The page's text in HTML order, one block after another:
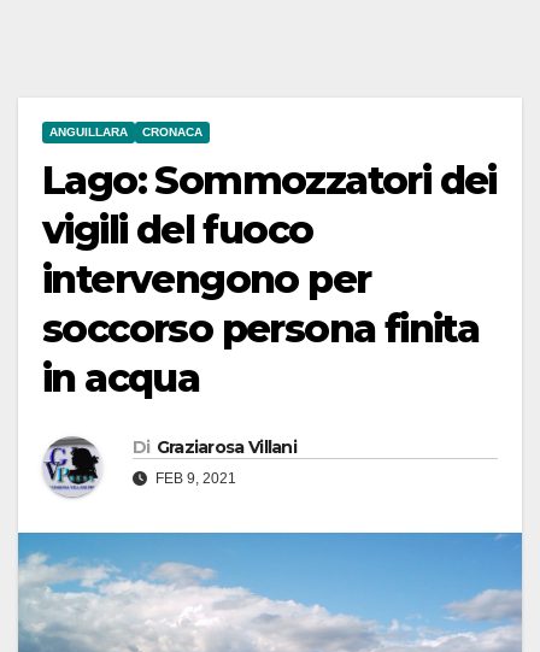
ANGUILLARA CRONACA
Lago: Sommozzatori dei
vigili del fuoco
intervengono per
soccorso persona finita
in acqua
Di Graziarosa Villani
FEB 9, 2021